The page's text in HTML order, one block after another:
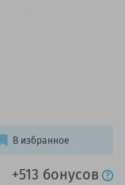
+513 бонусов
В избранное